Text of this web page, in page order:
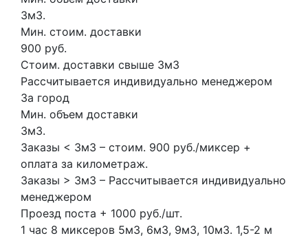
3м3.
Мин. стоим. доставки
900 руб.
Стоим. доставки свыше 3м3
Рассчитывается индивидуально менеджером
За город
Мин. объем доставки
3м3.
Заказы < 3м3 – стоим. 900 руб./миксер +
оплата за километраж.
Заказы > 3м3 – Рассчитывается индивидуально
менеджером
Проезд поста + 1000 руб./шт.
1 час 8 миксеров 5м3, 6м3, 9м3, 10м3. 1,5-2 м